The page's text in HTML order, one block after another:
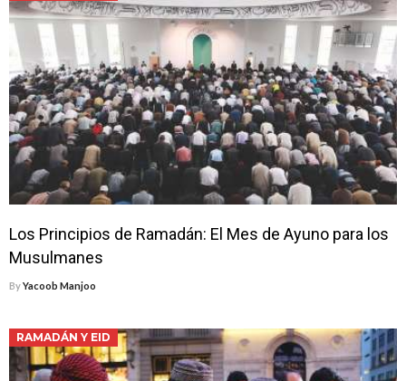
Los Principios de Ramadán: El Mes de Ayuno para los
Musulmanes
ByYacoob Manjoo
RAMADÁN Y EID